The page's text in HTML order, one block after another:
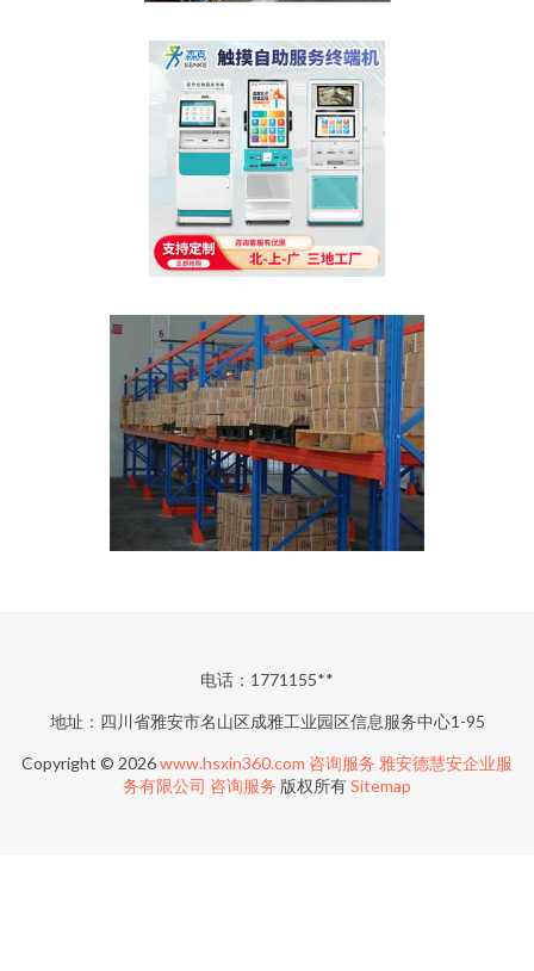
电话：1771155**
地址：四川省雅安市名山区成雅工业园区信息服务中心1-95
Copyright © 2026www.hsxin360.com 咨询服务 雅安德慧安企业服
务有限公司 咨询服务 版权所有Sitemap